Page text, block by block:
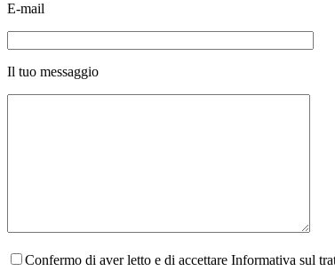
E-mail
Il tuo messaggio
Confermo di aver letto e di accettare Informativa sul